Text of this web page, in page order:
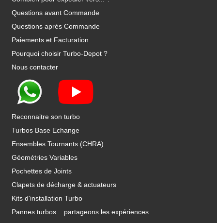
Questions avant Commande
Questions après Commande
Paiements et Facturation
Pourquoi choisir Turbo-Depot ?
Nous contacter
Reconnaitre son turbo
Turbos Base Echange
Ensembles Tournants (CHRA)
Géométries Variables
Pochettes de Joints
Clapets de décharge & actuateurs
Kits d'installation Turbo
Pannes turbos... partageons les expériences